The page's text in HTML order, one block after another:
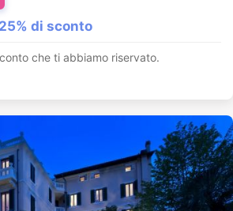
di sconto
che ti abbiamo riservato.